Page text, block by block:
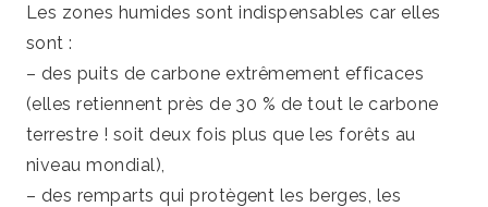
Les zones humides sont indispensables car elles
sont :
– des puits de carbone extrêmement efficaces
(elles retiennent près de 30 % de tout le carbone
terrestre ! soit deux fois plus que les forêts au
niveau mondial),
– des remparts qui protègent les berges, les